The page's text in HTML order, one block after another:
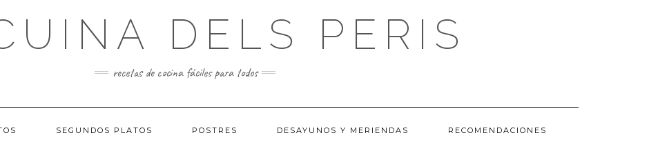
DELS PERIS
recetas de cocina fáciles para todos
SEGUNDOS PLATOS POSTRES DESAYUNOS Y MERIENDAS RECOMENDACIONES